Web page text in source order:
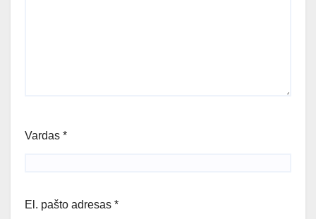
Vardas *
El. pašto adresas *